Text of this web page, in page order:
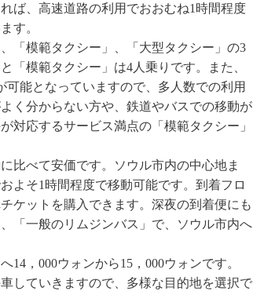
ば、高速道路の利用でおおむね1時間程度
す。
「模範タクシー」、「大型タクシー」の3
「模範タクシー」は4人乗りです。また、
可能となっていますので、多人数での利用
く分からない方や、鉄道やバスでの移動が
対応するサービス満点の「模範タクシー」
比べて安価です。ソウル市内の中心地ま
よそ1時間程度で移動可能です。到着フロ
ケットを購入できます。深夜の到着便にも
「一般のリムジンバス」で、ソウル市内へ
14，000ウォンから15，000ウォンです。
していきますので、多様な目的地を選択で